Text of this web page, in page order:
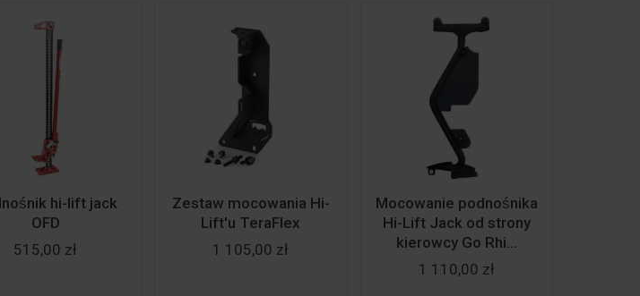
hi-lift jack
OFD
515,00 zł
Zestaw mocowania Hi-
Lift'u TeraFlex
1 105,00 zł
Mocowanie podnośnika
Hi-Lift Jack od strony
kierowcy Go Rhi...
1 110,00 zł